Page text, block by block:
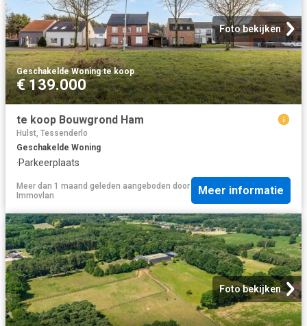
Foto bekijken
Geschakelde Woning·te koop
€ 139.000
te koop Bouwgrond Ham
Hulst, Tessenderlo
Geschakelde Woning
·Parkeerplaats
Meer dan 1 maand geleden aangeboden door
Immovlan
Meer informatie
Foto bekijken